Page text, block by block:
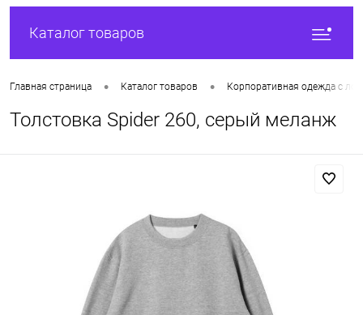
Каталог товаров
Главная страница • Каталог товаров • Корпоративная одежда с
Толстовка Spider 260, серый меланж